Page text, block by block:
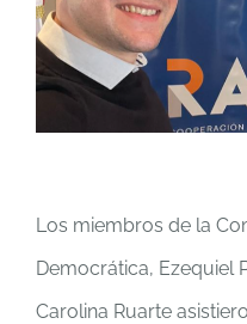
Los miembros de la
Democrática, Ezequiel
Carolina Ruarte